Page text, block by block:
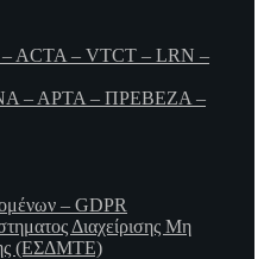
– ACTA – VTCT – LRN –
– ΑΡΤΑ – ΠΡΕΒΕΖΑ –
– GDPR
Διαχείρισης Μη
(ΕΣΔΜΤΕ)